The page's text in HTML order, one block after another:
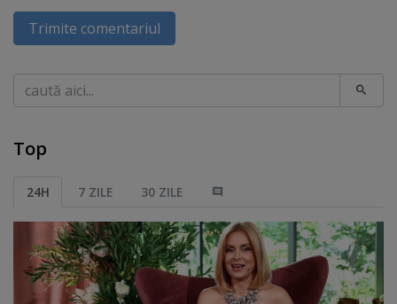
Trimite comentariul
Caută
Top
24H 7 ZILE 30 ZILE